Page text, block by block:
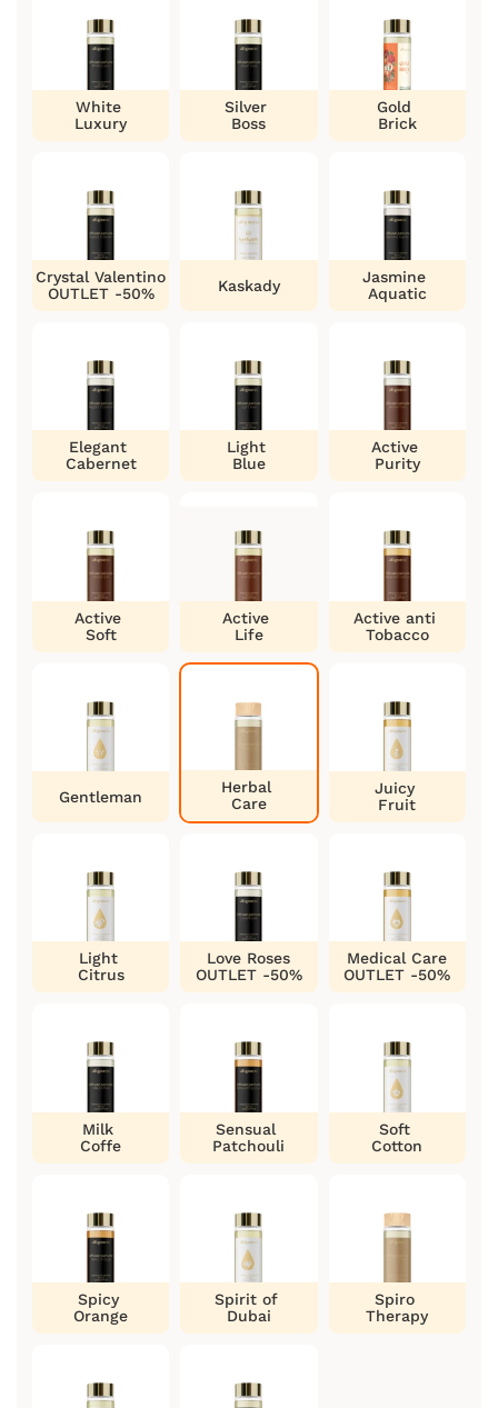
White
Luxury
Silver
Boss
Gold
Brick
Crystal Valentino
OUTLET -50%
Kaskady
Jasmine
Aquatic
Elegant
Cabernet
Light
Blue
Active
Purity
Active
Soft
Active
Life
Active anti
Tobacco
Gentleman
Herbal
Care
Juicy
Fruit
Light
Citrus
Love Roses
OUTLET -50%
Medical Care
OUTLET -50%
Milk
Coffe
Sensual
Patchouli
Soft
Cotton
Spicy
Orange
Spirit of
Dubai
Spiro
Therapy